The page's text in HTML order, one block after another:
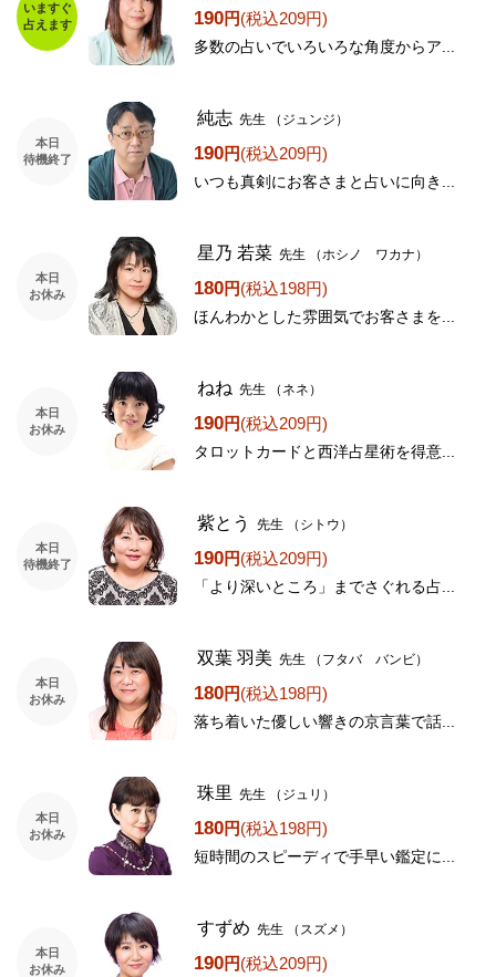
いますぐ
占えます
190円(税込209円)
多数の占いでいろいろな角度からア...
本日
待機終了
純志 先生 （ジュンジ）
190円(税込209円)
いつも真剣にお客さまと占いに向き...
本日
お休み
星乃 若菜 先生 （ホシノ ワカナ）
180円(税込198円)
ほんわかとした雰囲気でお客さまを...
本日
お休み
ねね 先生 （ネネ）
190円(税込209円)
タロットカードと西洋占星術を得意...
本日
待機終了
紫とう 先生 （シトウ）
190円(税込209円)
「より深いところ」までさぐれる占...
本日
お休み
双葉 羽美 先生 （フタバ バンビ）
180円(税込198円)
落ち着いた優しい響きの京言葉で話...
本日
お休み
珠里 先生 （ジュリ）
180円(税込198円)
短時間のスピーディで手早い鑑定に...
本日
お休み
すずめ 先生 （スズメ）
190円(税込209円)